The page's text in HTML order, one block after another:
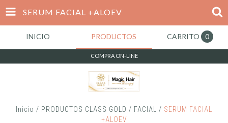
SERUM FACIAL +ALOEV
INICIO PRODUCTOS CARRITO 0
COMPRA ON-LINE
Inicio / PRODUCTOS CLASS GOLD / FACIAL / SERUM FACIAL
+ALOEV